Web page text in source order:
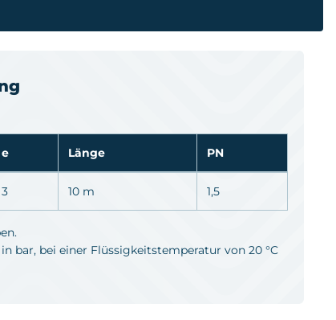
e Länge PN
3 10 m 1,5
bar, bei einer Flüssigkeitstemperatur von 20 °C